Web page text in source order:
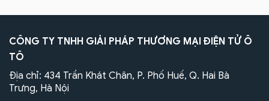
CÔNG TY TNHH GIẢI PHÁP THƯƠNG MẠI ĐIỆN TỬ Ô
TÔ
Địa chỉ: 434 Trần Khát Chân, P. Phố Huế, Q. Hai Bà
Trưng, Hà Nội